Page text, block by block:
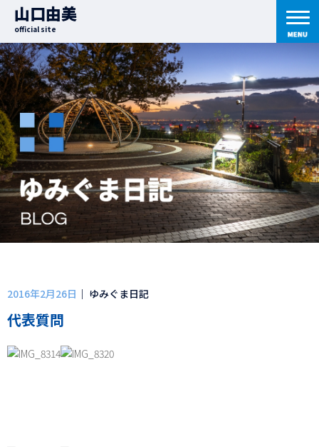
山口由美
official site
2016年2月26日 ｜ ゆみぐま日記
代表質問